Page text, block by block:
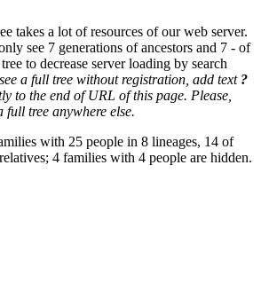
takes a lot of resources of our web server.
see 7 generations of ancestors and 7 - of
to decrease server loading by search
a full tree without registration, add text ?
to the end of URL of this page. Please,
tree anywhere else.
with 25 people in 8 lineages, 14 of
4 families with 4 people are hidden.